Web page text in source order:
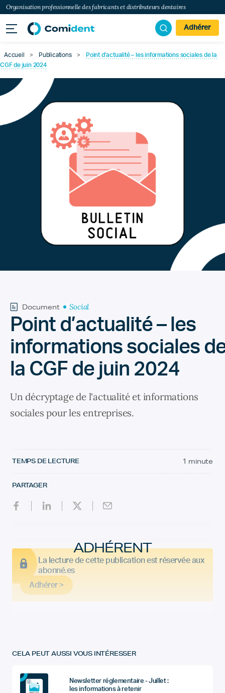
Organisation professionnelle des fabricants et distributeurs dentaires
Adhérer
Accueil > Publications >
Point d’actualité – les informations sociales de la
CGF de juin 2024
Document Social
Point d’actualité – les
informations sociales
la CGF de juin 2024
Un décryptage de l'actualité et informations
sociales pour les entreprises.
TEMPS DE LECTURE 1 minute
PARTAGER
ADHÉRENT
La lecture de cette publication est réservée aux
abonné.es
Adhérer >
CELA PEUT AUSSI VOUS INTÉRESSER
Newsletter réglementaire - Juillet :
les informations à retenir